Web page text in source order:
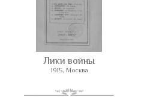
Лики войны
1915, Москва